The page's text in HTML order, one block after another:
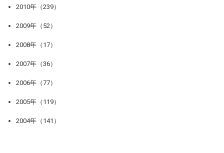
2010年（239）
2009年（52）
2008年（17）
2007年（36）
2006年（77）
2005年（119）
2004年（141）